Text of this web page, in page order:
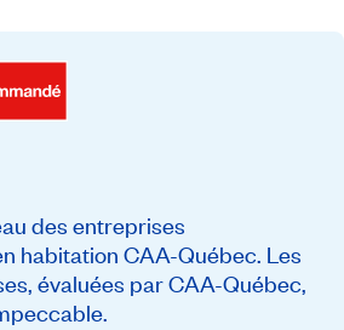
des entreprises
habitation CAA-Québec. Les
évaluées par CAA-Québec,